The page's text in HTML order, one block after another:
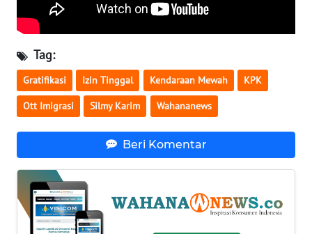
Tag:
Gratifikasi Izin Tinggal Kendaraan Mewah KPK
Ott Imigrasi Silmy Karim Wahananews
Beri Komentar
WN
BABEL
WN
SUMBAR
WN
BENGKULU
WN